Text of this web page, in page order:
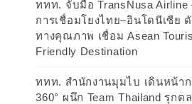
ททท. จับมือ TransNusa Airline
การเชื่อมโยงไทย–อินโดนีเซีย
ทางคุณภาพ เชื่อม Asean
Friendly Destination
ททท. สำนักงานมุมไบ เดินหน้า
360° ผนึก Team Thailand รุกต